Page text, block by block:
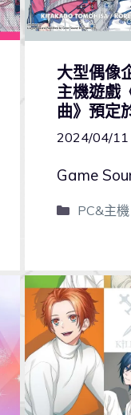
大型偶像
主機遊戲
曲》預定
2024/04/11
Game
PC&主機